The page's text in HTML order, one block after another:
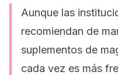
Aunque las
recomiendan de
suplementos de
cada vez es más